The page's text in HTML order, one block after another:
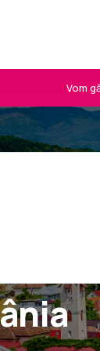
Vom